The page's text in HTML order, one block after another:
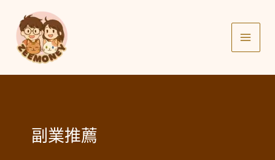
content
副業推薦